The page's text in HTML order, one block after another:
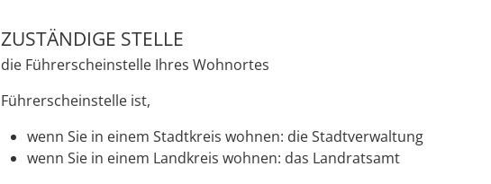
ZUSTÄNDIGE STELLE
die Führerscheinstelle Ihres Wohnortes
Führerscheinstelle ist,
wenn Sie in einem Stadtkreis wohnen: die Stadtverwaltung
wenn Sie in einem Landkreis wohnen: das Landratsamt